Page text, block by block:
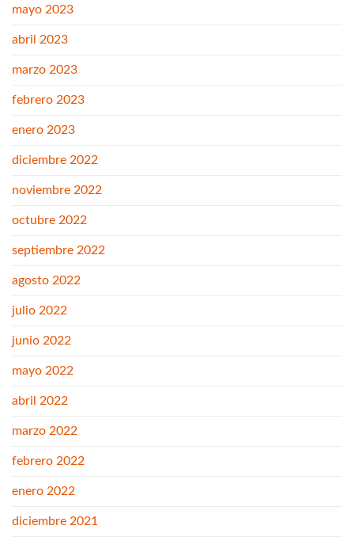
mayo 2023
abril 2023
marzo 2023
febrero 2023
enero 2023
diciembre 2022
noviembre 2022
octubre 2022
septiembre 2022
agosto 2022
julio 2022
junio 2022
mayo 2022
abril 2022
marzo 2022
febrero 2022
enero 2022
diciembre 2021